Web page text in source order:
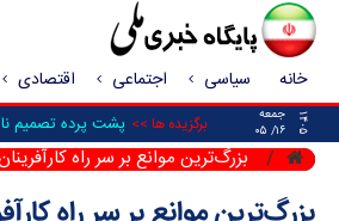
خانه سیاسی اجتماعی اقتصادی
۱۴۰۵
جمعه
۱۶/ ۰۵
برگزیده ها >> پشت پرده تصمیم
بزرگ‌ترین موانع بر سر راه